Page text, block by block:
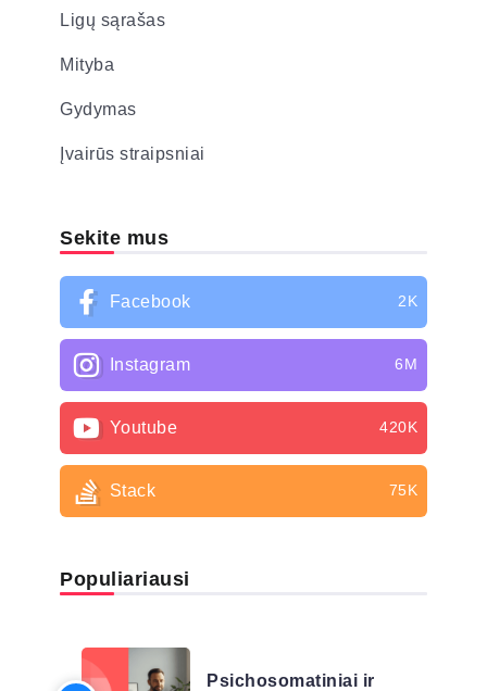
Ligų sąrašas
Mityba
Gydymas
Įvairūs straipsniai
Sekite mus
Facebook 2K
Instagram 6M
Youtube 420K
Stack 75K
Populiariausi
Psichosomatiniai ir